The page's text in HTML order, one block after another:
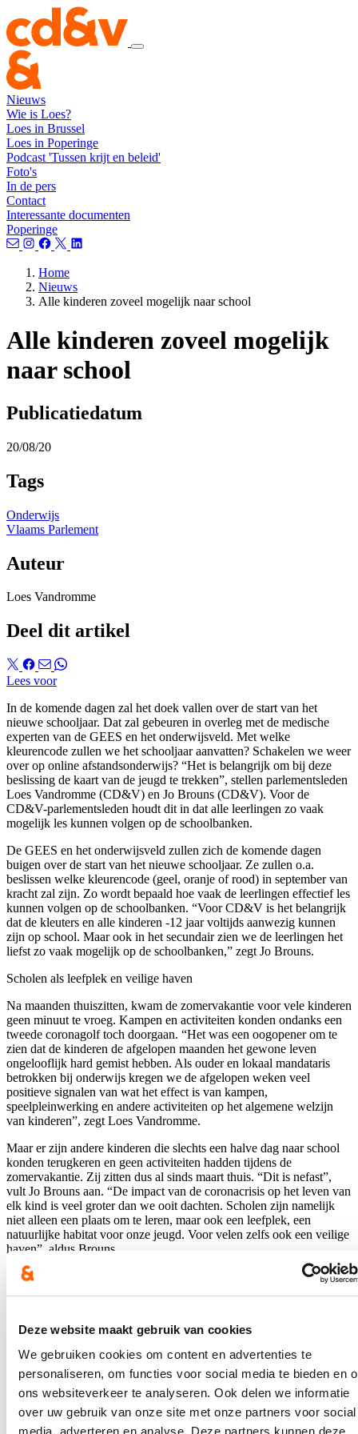
Deze website maakt gebruik van cookies
We gebruiken cookies om content en advertenties te
personaliseren, om functies voor social media te bieden en
ons websiteverkeer te analyseren. Ook delen we informatie
over uw gebruik van onze site met onze partners voor social
media, adverteren en analyse. Deze partners kunnen deze
Nieuws
Wie is Loes?
Loes in Brussel
Loes in Poperinge
Podcast 'Tussen krijt en beleid'
Foto's
In de pers
Contact
Interessante documenten
Poperinge
Home
Nieuws
Alle kinderen zoveel mogelijk naar school
Alle kinderen zoveel mogelijk
naar school
Publicatiedatum
20/08/20
Tags
Onderwijs
Vlaams Parlement
Auteur
Loes Vandromme
Deel dit artikel
Lees voor
In de komende dagen zal het doek vallen over de start van het
nieuwe schooljaar. Dat zal gebeuren in overleg met de medische
experten van de GEES en het onderwijsveld. Met welke
kleurencode zullen we het schooljaar aanvatten? Schakelen we weer
over op online afstandsonderwijs? “Het is belangrijk om bij deze
beslissing de kaart van de jeugd te trekken”, stellen parlementsleden
Loes Vandromme (CD&V) en Jo Brouns (CD&V). Voor de
CD&V-parlementsleden houdt dit in dat alle leerlingen zo vaak
mogelijk les kunnen volgen op de schoolbanken.
De GEES en het onderwijsveld zullen zich de komende dagen
buigen over de start van het nieuwe schooljaar. Ze zullen o.a.
beslissen welke kleurencode (geel, oranje of rood) in september van
kracht zal zijn. Zo wordt bepaald hoe vaak de leerlingen effectief les
kunnen volgen op de schoolbanken. “Voor CD&V is het belangrijk
dat de kleuters en alle kinderen -12 jaar voltijds aanwezig kunnen
zijn op school. Maar ook in het secundair zien we de leerlingen het
liefst zo vaak mogelijk op de schoolbanken,” zegt Jo Brouns.
Scholen als leefplek en veilige haven
Na maanden thuiszitten, kwam de zomervakantie voor vele kinderen
geen minuut te vroeg. Kampen en activiteiten konden ondanks een
tweede coronagolf toch doorgaan. “Het was een oogopener om te
zien dat de kinderen de afgelopen maanden het gewone leven
ongelooflijk hard gemist hebben. Als ouder en lokaal mandataris
betrokken bij onderwijs kregen we de afgelopen weken veel
positieve signalen van wat het effect is van kampen,
speelpleinwerking en andere activiteiten op het algemene welzijn
van kinderen”, zegt Loes Vandromme.
Maar er zijn andere kinderen die slechts een halve dag naar school
konden terugkeren en geen activiteiten hadden tijdens de
zomervakantie. Zij zitten dus al sinds maart thuis. “Dit is nefast”,
vult Jo Brouns aan. “De impact van de coronacrisis op het leven van
elk kind is veel groter dan we ooit dachten. Scholen zijn namelijk
niet alleen een plaats om te leren, maar ook een leefplek, een
natuurlijke habitat voor onze jeugd. Voor velen zelfs ook een veilige
haven”, aldus Brouns.
“En het is die veilige haven die we zo vaak mogelijk aan zoveel
als cognitief vlak. Bij de beslissing over de start van het nieuwe
schooljaar is het dus belangrijk om volledig de kaart van de jeugd te
trekken”, concludeert Vandromme.
Blijf je graag op de hoogte?
Ontvang mijn nieuwsbrief.